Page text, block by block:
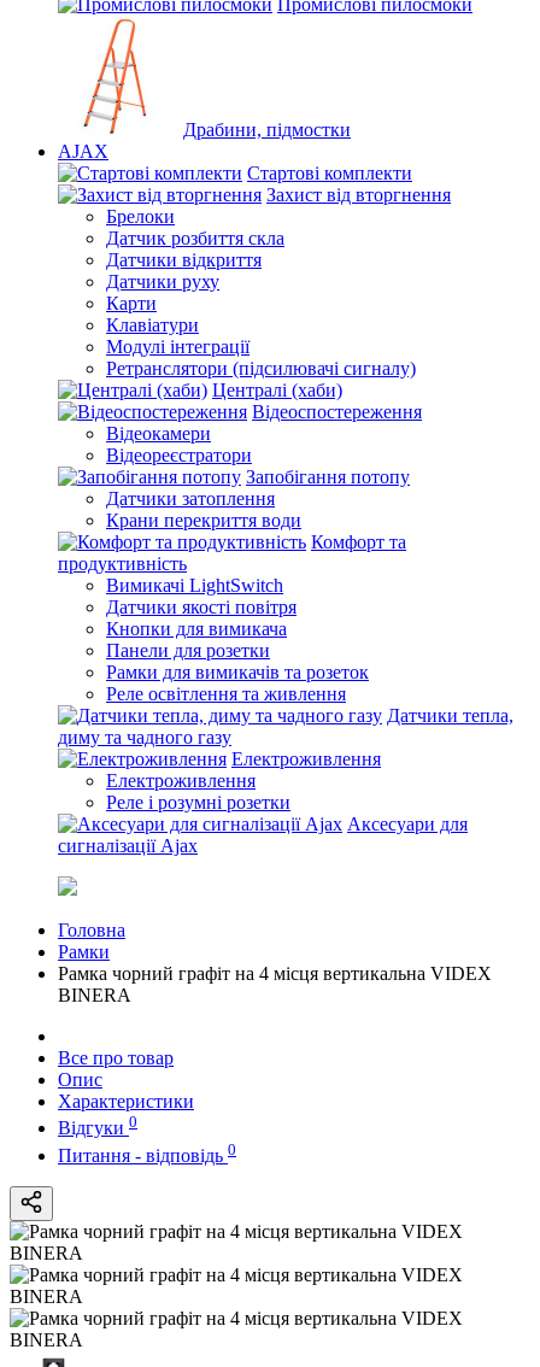
Промислові пилосмоки
Драбини, підмостки
AJAX
Стартові комплекти
Захист від вторгнення
Брелоки
Датчик розбиття скла
Датчики відкриття
Датчики руху
Карти
Клавіатури
Модулі інтеграції
Ретранслятори (підсилювачі сигналу)
Централі (хаби)
Відеоспостереження
Відеокамери
Відеореєстратори
Запобігання потопу
Датчики затоплення
Крани перекриття води
Комфорт та
продуктивність
Вимикачі LightSwitch
Датчики якості повітря
Кнопки для вимикача
Панели для розетки
Рамки для вимикачів та розеток
Реле освітлення та живлення
Датчики тепла,
диму та чадного газу
Електроживлення
Електроживлення
Реле і розумні розетки
Аксесуари для
сигналізації Ajax
Головна
Рамки
Рамка чорний графіт на 4 місця вертикальна VIDEX
BINERA
Все про товар
Опис
Характеристики
Відгуки 0
Питання - відповідь 0